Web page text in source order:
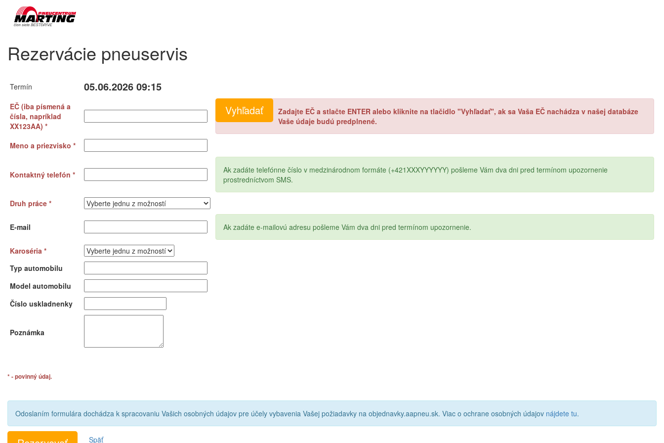
Rezervácie pneuservis
Termín 05.06.2026 09:15
EČ (iba písmená a
čísla, napríklad
XX123AA) *
Zadajte EČ a stlačte ENTER alebo kliknite na tlačidlo "Vyhľadať", ak sa Vaša EČ nachádza v našej databáze
Vaše údaje budú predplnené.
Meno a priezvisko *
Kontaktný telefón *
Ak zadáte telefónne číslo v medzinárodnom formáte (+421XXXYYYYYY) pošleme Vám dva dni pred termínom upozornenie
prostredníctvom SMS.
Druh práce *
E-mail Ak zadáte e-mailovú adresu pošleme Vám dva dni pred termínom upozornenie.
Karoséria *
Typ automobilu
Model automobilu
Číslo uskladnenky
Poznámka
* - povinný údaj.
Odoslaním formulára dochádza k spracovaniu Vašich osobných údajov pre účely vybavenia Vašej požiadavky na objednavky.aapneu.sk. Viac o ochrane osobných údajov nájdete tu.
Späť